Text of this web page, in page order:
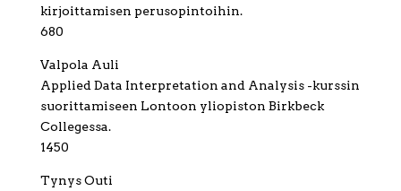
kirjoittamisen perusopintoihin.
680
Valpola Auli
Applied Data Interpretation and Analysis -kurssin
suorittamiseen Lontoon yliopiston Birkbeck
Collegessa.
1450
Tynys Outi